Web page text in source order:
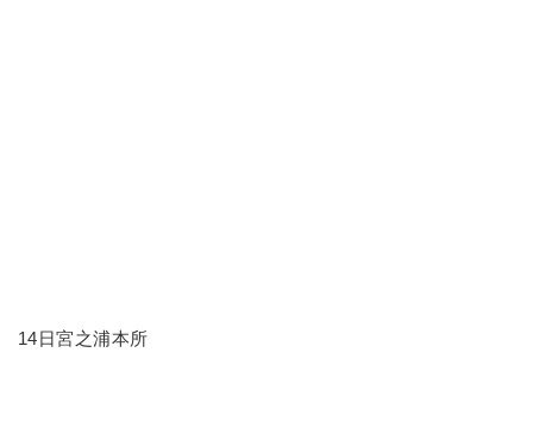
14日宮之浦本所